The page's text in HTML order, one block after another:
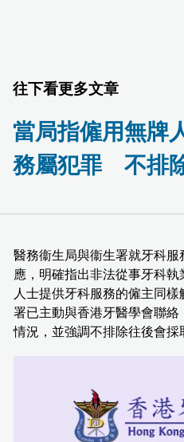
往下看更多文章
當局指僱用無牌
務屬犯罪 不排
醫務衞生局與衞生署就牙科服
應，明確指出非法從事牙科
人士提供牙科服務的僱主同
署已主動與香港牙醫學會聯
情況，並強調不排除往後會採